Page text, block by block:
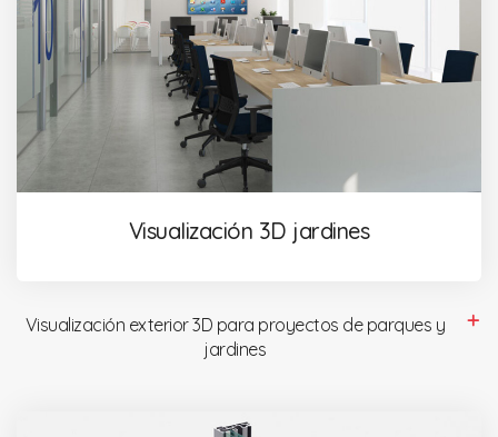
Visualización 3D jardines
Visualización exterior 3D para proyectos de parques y
jardines